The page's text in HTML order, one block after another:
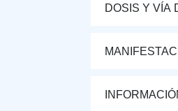
DOSIS Y VÍA